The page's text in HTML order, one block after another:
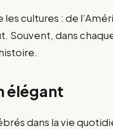
cultures : de
Souvent, dans
élégant
dans la vie